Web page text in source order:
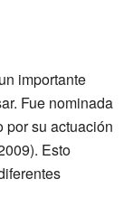
importante
Fue nominada
por su actuación
Esto